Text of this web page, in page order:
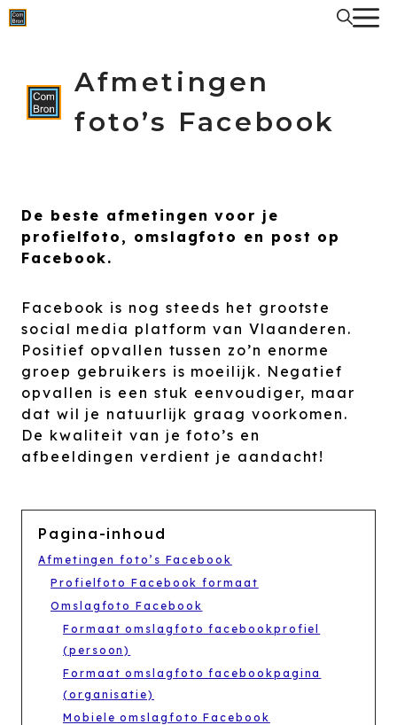
Spring
naar
Afmetingen
foto’s Facebook
De beste afmetingen voor je
profielfoto, omslagfoto en post op
Facebook.
Facebook is nog steeds het grootste
social media platform van Vlaanderen.
Positief opvallen tussen zo’n enorme
groep gebruikers is moeilijk. Negatief
opvallen is een stuk eenvoudiger, maar
dat wil je natuurlijk graag voorkomen.
De kwaliteit van je foto’s en
afbeeldingen verdient je aandacht!
Pagina-inhoud
Afmetingen foto’s Facebook
Profielfoto Facebook formaat
Omslagfoto Facebook
Formaat omslagfoto facebookprofiel
(persoon)
Formaat omslagfoto facebookpagina
(organisatie)
Mobiele omslagfoto Facebook